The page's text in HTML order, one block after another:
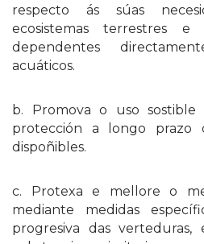
respecto ás súas
ecosistemas terrestres e
dependentes
acuáticos.
b. Promova o uso sostible
protección a longo prazo
dispoñibles.
c. Protexa e mellore o
mediante medidas
progresiva das verteduras,